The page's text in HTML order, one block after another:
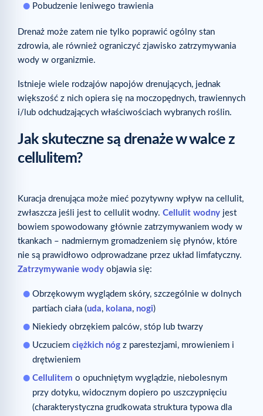
Pobudzenie leniwego trawienia
Drenaż może zatem nie tylko poprawić ogólny stan
zdrowia, ale również ograniczyć zjawisko zatrzymywania
wody w organizmie.
Istnieje wiele rodzajów napojów drenujących, jednak
większość z nich opiera się na moczopędnych, trawiennych
i/lub odchudzających właściwościach wybranych roślin.
Jak skuteczne są drenaże w walce z
cellulitem?
Kuracja drenująca może mieć pozytywny wpływ na cellulit,
zwłaszcza jeśli jest to cellulit wodny. Cellulit wodny jest
bowiem spowodowany głównie zatrzymywaniem wody w
tkankach – nadmiernym gromadzeniem się płynów, które
nie są prawidłowo odprowadzane przez układ limfatyczny.
Zatrzymywanie wody objawia się:
Obrzękowym wyglądem skóry, szczególnie w dolnych
partiach ciała (uda, kolana, nogi)
Niekiedy obrzękiem palców, stóp lub twarzy
Uczuciem ciężkich nóg z parestezjami, mrowieniem i
drętwieniem
Cellulitem o opuchniętym wyglądzie, niebolesnym
przy dotyku, widocznym dopiero po uszczypnięciu
(charakterystyczna grudkowata struktura typowa dla